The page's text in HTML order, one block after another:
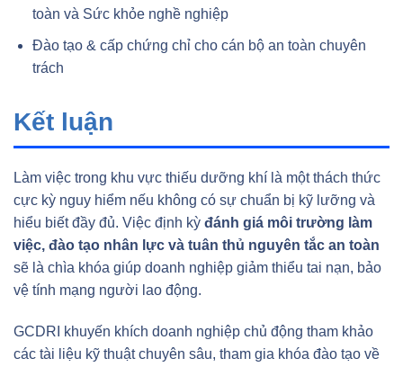
toàn và Sức khỏe nghề nghiệp
Đào tạo & cấp chứng chỉ cho cán bộ an toàn chuyên
trách
Kết luận
Làm việc trong khu vực thiếu dưỡng khí là một thách thức
cực kỳ nguy hiểm nếu không có sự chuẩn bị kỹ lưỡng và
hiểu biết đầy đủ. Việc định kỳ đánh giá môi trường làm
việc, đào tạo nhân lực và tuân thủ nguyên tắc an toàn
sẽ là chìa khóa giúp doanh nghiệp giảm thiểu tai nạn, bảo
vệ tính mạng người lao động.
GCDRI khuyến khích doanh nghiệp chủ động tham khảo
các tài liệu kỹ thuật chuyên sâu, tham gia khóa đào tạo về